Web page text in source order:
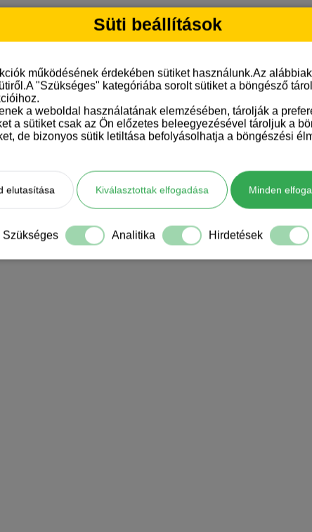
Süti beállítások
működésének érdekében sütiket használunk.Az
"Szükséges" kategóriába sorolt sütiket a böngésző
a weboldal használatának elemzésében, tárolják a
a sütiket csak az Ön előzetes beleegyezésével tároljuk a
de bizonyos sütik letiltása befolyásolhatja a böngészési
elutasítása Kiválasztottak elfogadása Minden
Szükséges Analitika Hirdetések